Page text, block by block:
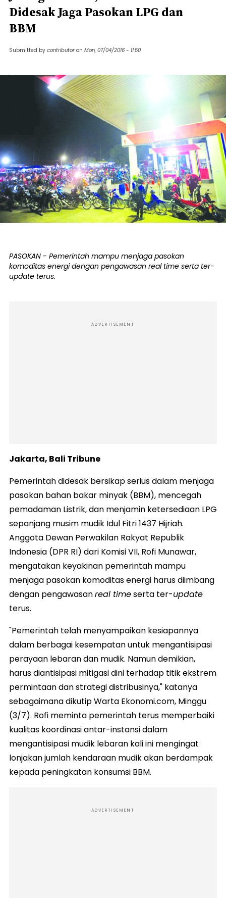
Didesak Jaga Pasokan LPG dan
BBM
Submitted by contributor on Mon, 07/04/2016 - 11:50
PASOKAN - Pemerintah mampu menjaga pasokan
komoditas energi dengan pengawasan real time serta ter-
update terus.
ADVERTISEMENT
Jakarta, Bali Tribune
Pemerintah didesak bersikap serius dalam menjaga
pasokan bahan bakar minyak (BBM), mencegah
pemadaman Listrik, dan menjamin ketersediaan LPG
sepanjang musim mudik Idul Fitri 1437 Hijriah.
Anggota Dewan Perwakilan Rakyat Republik
Indonesia (DPR RI) dari Komisi VII, Rofi Munawar,
mengatakan keyakinan pemerintah mampu
menjaga pasokan komoditas energi harus diimbang
dengan pengawasanreal timeserta ter-update
terus.
"Pemerintah telah menyampaikan kesiapannya
dalam berbagai kesempatan untuk mengantisipasi
perayaan lebaran dan mudik. Namun demikian,
harus diantisipasi mitigasi dini terhadap titik ekstrem
permintaan dan strategi distribusinya," katanya
sebagaimana dikutip Warta Ekonomi.com, Minggu
(3/7). Rofi meminta pemerintah terus memperbaiki
kualitas koordinasi antar-instansi dalam
mengantisipasi mudik lebaran kali ini mengingat
lonjakan jumlah kendaraan mudik akan berdampak
kepada peningkatan konsumsi BBM.
ADVERTISEMENT